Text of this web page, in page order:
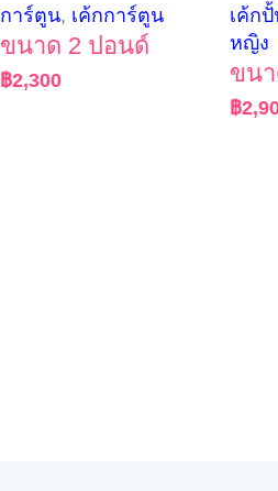
การ์ตูน, เค้กการ์ตูน
ขนาด 2 ปอนด์
฿2,300
เค้ก
หญิง
ขน
฿